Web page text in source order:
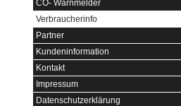
CO- Warnmelder
Verbraucherinfo
Partner
Kundeninformation
Kontakt
Impressum
Datenschutzerklärung